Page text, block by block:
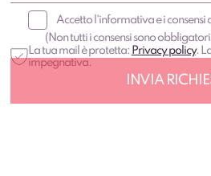
Accetto l'informativa e i consensi
(Non tutti i consensi sono
La tua mail è protetta: Privacy policy.
impegnativa.